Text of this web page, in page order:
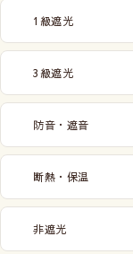
1級遮光
3級遮光
防音・遮音
断熱・保温
非遮光